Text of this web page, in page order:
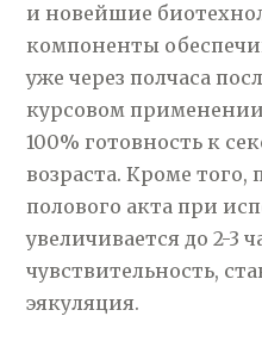
и новейшие
компоненты
уже через полчаса
курсовом
100% готовность к
возраста. Кроме
полового акта при
увеличивается до 2-3
чувствительность,
эякуляция.